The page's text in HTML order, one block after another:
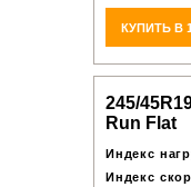
КУПИТЬ В
245/
Run Flat
Индекс
Индекс